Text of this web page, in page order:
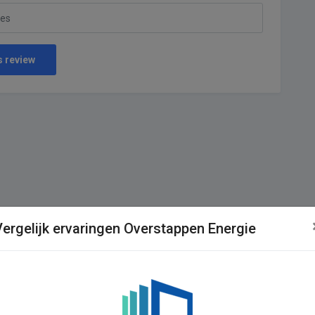
review
ervaringen Overstappen Energie